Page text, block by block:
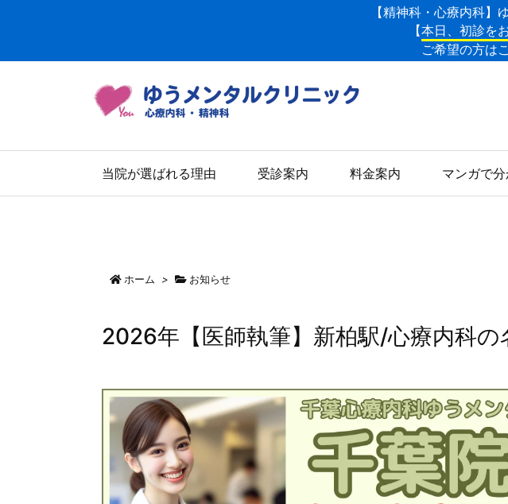
【精神科・心療内科】
【本日、初診を
ご希望の方は
当院が選ばれる理由 受診案内 料金案内 マンガで
ホーム > お知らせ
2026年【医師執筆】新柏駅/心療内科の